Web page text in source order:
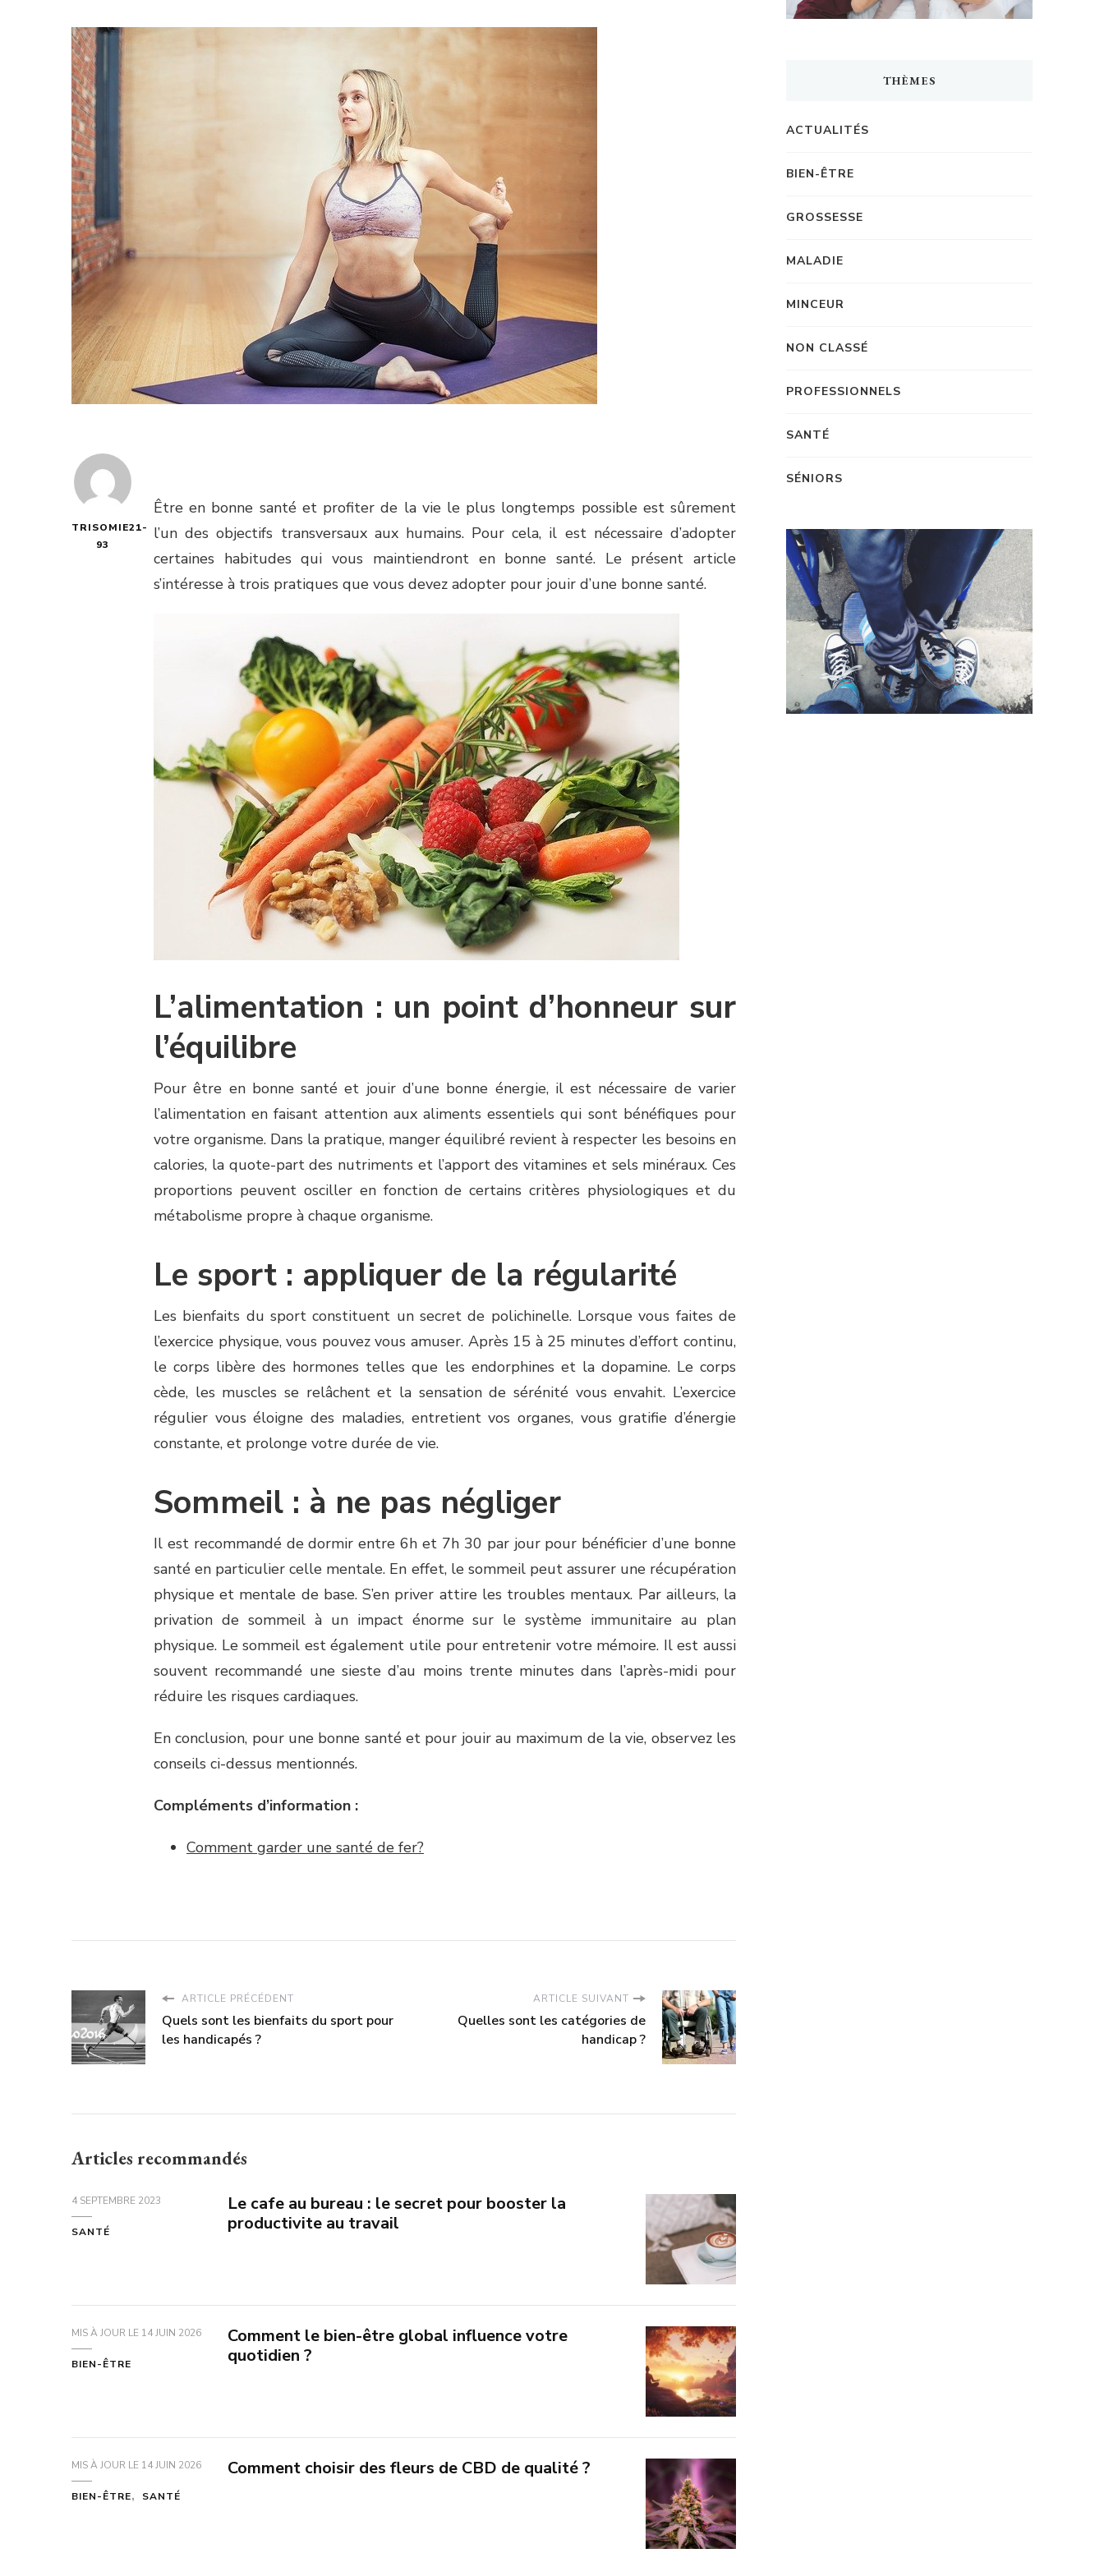
TRISOMIE21-
93
Être en bonne santé et profiter de la vie le plus longtemps possible est sûrement
l’un des objectifs transversaux aux humains. Pour cela, il est nécessaire d’adopter
certaines habitudes qui vous maintiendront en bonne santé. Le présent article
s’intéresse à trois pratiques que vous devez adopter pour jouir d’une bonne santé.
L’alimentation : un point d’honneur sur
l’équilibre
Pour être en bonne santé et jouir d’une bonne énergie, il est nécessaire de varier
l’alimentation en faisant attention aux aliments essentiels qui sont bénéfiques pour
votre organisme. Dans la pratique, manger équilibré revient à respecter les besoins en
calories, la quote-part des nutriments et l’apport des vitamines et sels minéraux. Ces
proportions peuvent osciller en fonction de certains critères physiologiques et du
métabolisme propre à chaque organisme.
Le sport : appliquer de la régularité
Les bienfaits du sport constituent un secret de polichinelle. Lorsque vous faites de
l’exercice physique, vous pouvez vous amuser. Après 15 à 25 minutes d’effort continu,
le corps libère des hormones telles que les endorphines et la dopamine. Le corps
cède, les muscles se relâchent et la sensation de sérénité vous envahit. L’exercice
régulier vous éloigne des maladies, entretient vos organes, vous gratifie d’énergie
constante, et prolonge votre durée de vie.
Sommeil : à ne pas négliger
Il est recommandé de dormir entre 6h et 7h 30 par jour pour bénéficier d’une bonne
santé en particulier celle mentale. En effet, le sommeil peut assurer une récupération
physique et mentale de base. S’en priver attire les troubles mentaux. Par ailleurs, la
privation de sommeil à un impact énorme sur le système immunitaire au plan
physique. Le sommeil est également utile pour entretenir votre mémoire. Il est aussi
souvent recommandé une sieste d’au moins trente minutes dans l’après-midi pour
réduire les risques cardiaques.
En conclusion, pour une bonne santé et pour jouir au maximum de la vie, observez les
conseils ci-dessus mentionnés.
Compléments d’information :
Comment garder une santé de fer?
ARTICLE PRÉCÉDENT
Quels sont les bienfaits du sport pour
les handicapés ?
ARTICLE SUIVANT
Quelles sont les catégories de
handicap ?
Articles recommandés
4 SEPTEMBRE 2023
SANTÉ
Le cafe au bureau : le secret pour booster la
productivite au travail
MIS À JOUR LE 14 JUIN 2026
BIEN-ÊTRE
Comment le bien-être global influence votre
quotidien ?
MIS À JOUR LE 14 JUIN 2026
BIEN-ÊTRE SANTÉ
Comment choisir des fleurs de CBD de qualité ?
THÈMES
ACTUALITÉS
BIEN-ÊTRE
GROSSESSE
MALADIE
MINCEUR
NON CLASSÉ
PROFESSIONNELS
SANTÉ
SÉNIORS